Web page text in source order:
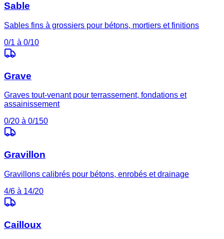
Sable
Sables fins à grossiers pour bétons, mortiers et finitions
0/1 à 0/10
Grave
Graves tout-venant pour terrassement, fondations et
assainissement
0/20 à 0/150
Gravillon
Gravillons calibrés pour bétons, enrobés et drainage
4/6 à 14/20
Cailloux